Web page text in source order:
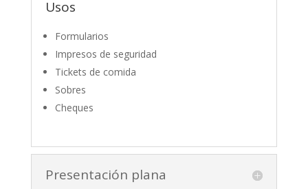
Usos
Formularios
Impresos de seguridad
Tickets de comida
Sobres
Cheques
Presentación plana